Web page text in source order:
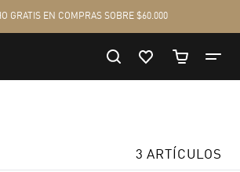
3 ARTÍCULOS